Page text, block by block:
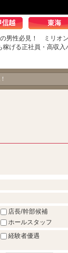
男性必見！ ミリオ
稼げる正社員・高収入
スピードもおそらく日
店長/幹部候補
ホールスタッフ
経験者優遇